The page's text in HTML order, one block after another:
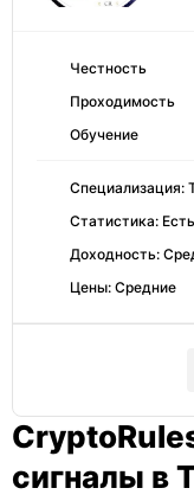
Честность
Проходимость
Обучение
Специализация:
Статистика: Есть
Доходность:
Цены: Средние
сигналы в